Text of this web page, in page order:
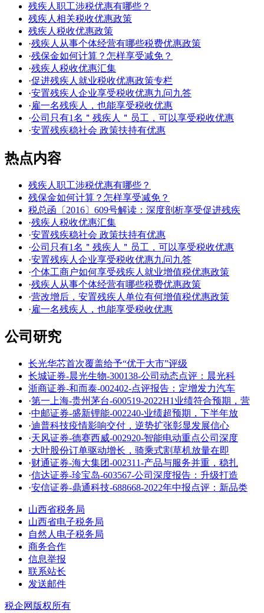
残疾人职工涉税优惠有哪些？
残疾人相关税收优惠政策
残疾人税收优惠政策
·残疾人从事个体经营有哪些税费优惠政策
·残保金如何计算？怎样享受减免？
·残疾人税收优惠汇集
·促进残疾人就业税收优惠政策专栏
·安置残疾人企业享受税收优惠九问九答
·雇一名残疾人，也能享受税收优惠
·公司只有1名＂残疾人＂员工，可以享受税收优惠
·安置残疾稳社会 政策扶持有优惠
热点内容
残疾人职工涉税优惠有哪些？
残保金如何计算？怎样享受减免？
税总函〔2016〕609号解读：深度剖析享受促进残疾
·残疾人税收优惠汇集
·安置残疾稳社会 政策扶持有优惠
·公司只有1名＂残疾人＂员工，可以享受税收优惠
·安置残疾人企业享受税收优惠九问九答
·个体工商户如何享受残疾人就业增值税优惠政策
·残疾人从事个体经营有哪些税费优惠政策
·营改增后，安置残疾人单位有何增值税优惠政策
·雇一名残疾人，也能享受税收优惠
公司研究
长光华芯首次覆盖给予“优于大市”评级
长城证券-晨光生物-300138-公司动态点评：晨光科
浙商证券-和而泰-002402-点评报告：定增发力汽车
·第一上海-贵州茅台-600519-2022H1业绩符合预期，营
·中邮证券-盛新锂能-002240-业绩超预期，下半年放
·迪普科技疫情影响交付，逆势扩张彰显发展信心
·天风证券-德赛西威-002920-智能电动重点公司深度
·大叶股份订单驱动增长，骑乘式割草机放量在即
·财通证券-海大集团-002311-产品与服务并重，稳扎
·信达证券-珍宝岛-603567-公司深度报告：升级打造
·安信证券-鼎通科技-688668-2022年中报点评：新品类
山西省税务局
山西省电子税务局
自然人电子税务局
商务合作
信息举报
联系站长
发送邮件
税企网版权所有